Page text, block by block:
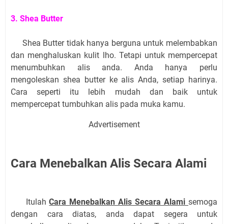
3. Shea Butter
Shea Butter tidak hanya berguna untuk melembabkan
dan menghaluskan kulit lho. Tetapi untuk mempercepat
menumbuhkan alis anda. Anda hanya perlu
mengoleskan shea butter ke alis Anda, setiap harinya.
Cara seperti itu lebih mudah dan baik untuk
mempercepat tumbuhkan alis pada muka kamu.
Advertisement
Cara Menebalkan Alis Secara Alami
ItulahCara Menebalkan Alis Secara Alamisemoga
dengan cara diatas, anda dapat segera untuk